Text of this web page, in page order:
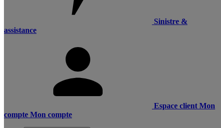
Sinistre &
assistance
Espace client Mon
compte Mon compte